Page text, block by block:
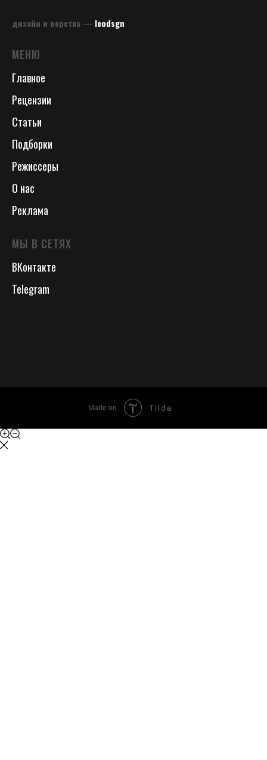
дизайн и верстка — leodsgn
МЕНЮ
Главное
Рецензии
Статьи
Подборки
Режиссеры
О нас
Реклама
МЫ В СЕТЯХ
ВКонтакте
Telegram
Made on Tilda